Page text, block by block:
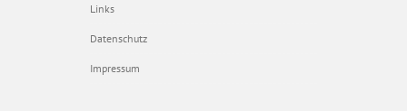
Links
Datenschutz
Impressum